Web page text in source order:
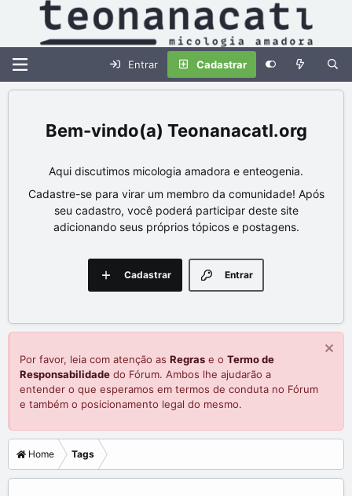
Entrar Cadastrar
Teonanacatl.org
Aqui discutimos micologia amadora e enteogenia.
Cadastre-se para virar um membro da comunidade! Após
seu cadastro, você poderá participar deste site
adicionando seus próprios tópicos e postagens.
Entrar
Cadastrar
Por favor, leia com atenção as Regras e o Termo de
Responsabilidade do Fórum. Ambos lhe ajudarão a
entender o que esperamos em termos de conduta no Fórum
e também o posicionamento legal do mesmo.
Home Tags